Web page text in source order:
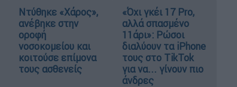
Ντύθηκε «Χάρος»,
ανέβηκε στην
οροφή
νοσοκομείου και
κοιτούσε επίμονα
τους ασθενείς
«Όχι γκέι 17 Pro,
αλλά σπασμένο
11άρι»: Ρώσοι
διαλύουν τα iPhone
τους στο TikTok
για να... γίνουν πιο
άνδρες